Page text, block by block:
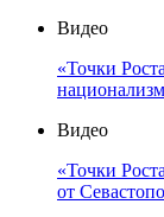
Видео
«Точки
Видео
«Точки
от